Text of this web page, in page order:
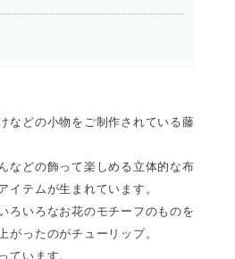
などの小物をご制作されている藤
などの飾って楽しめる立体的な布
イテムが生まれています。
ろいろなお花のモチーフのものを
がったのがチューリップ。
ています。